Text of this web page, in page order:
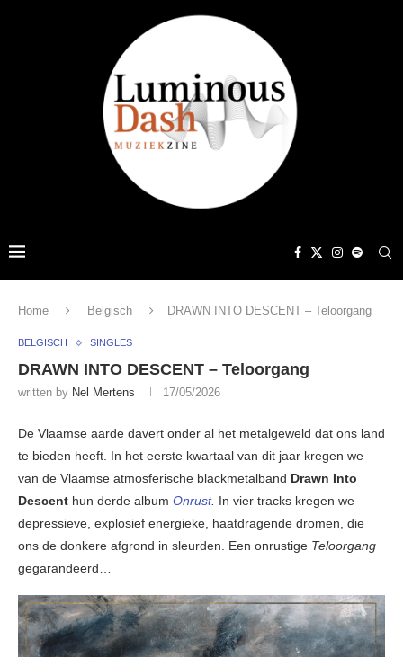
Home Belgisch DRAWN INTO DESCENT – Teloorgang
BELGISCH SINGLES
DRAWN INTO DESCENT – Teloorgang
written by Nel Mertens 17/05/2026
De Vlaamse aarde davert onder al het metalgeweld dat ons land
te bieden heeft. In het eerste kwartaal van dit jaar kregen we
van de Vlaamse atmosferische blackmetalband Drawn Into
Descent hun derde album Onrust. In vier tracks kregen we
depressieve, explosief energieke, haatdragende dromen, die
ons de donkere afgrond in sleurden. Een onrustige Teloorgang
gegarandeerd…